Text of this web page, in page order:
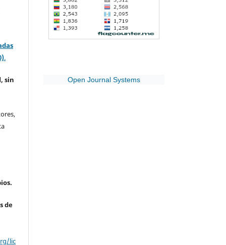
.
sin
de
lic
Open Journal Systems